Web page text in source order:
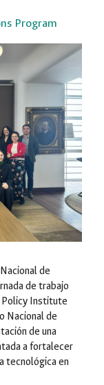
Program
de
de trabajo
Policy Institute
Nacional de
de una
a fortalecer
tecnológica en